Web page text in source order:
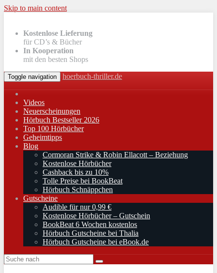
Skip to main content
Kostenlose Lieferung
für CD’s & Bücher
In Kooperation
mit den besten Shops
Toggle navigation hoerbuch-thriller.de
Videos
Neuerscheinungen
Hörbuch Bestseller 2026
Top 100 Hörbücher
Geheimtipps
Blog
Cormoran Strike & Robin Ellacott – Beziehung
Kostenlose Hörbücher
Cashback bis zu 10%
Tolle Preise bei BookBeat
Hörbuch Schnäppchen
Gutscheine
Audible für nur 0,99 €
Kostenlose Hörbücher – Gutschein
BookBeat 6 Wochen kostenlos
Hörbuch Gutscheine bei Thalia
Hörbuch Gutscheine bei eBook.de